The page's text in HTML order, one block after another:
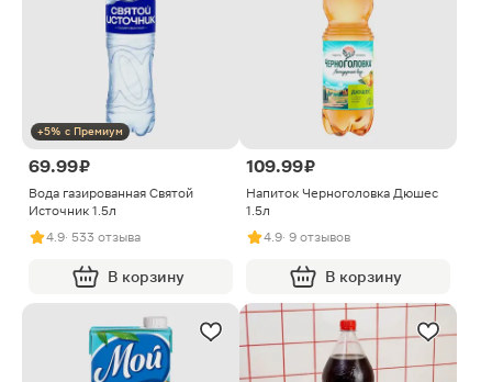
+5% с Премиум
69.99 ₽
Вода газированная Святой
Источник 1.5л
4.9· 533 отзыва
В корзину
109.99 ₽
Напиток Черноголовка Дюшес
1.5л
4.9· 9 отзывов
В корзину